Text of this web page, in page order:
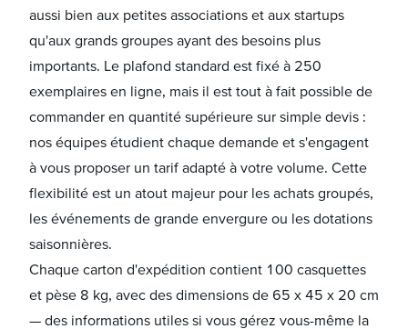
aussi bien aux petites associations et aux startups
qu'aux grands groupes ayant des besoins plus
importants. Le plafond standard est fixé à 250
exemplaires en ligne, mais il est tout à fait possible de
commander en quantité supérieure sur simple devis :
nos équipes étudient chaque demande et s'engagent
à vous proposer un tarif adapté à votre volume. Cette
flexibilité est un atout majeur pour les achats groupés,
les événements de grande envergure ou les dotations
saisonnières.
Chaque carton d'expédition contient 100 casquettes
et pèse 8 kg, avec des dimensions de 65 x 45 x 20 cm
— des informations utiles si vous gérez vous-même la